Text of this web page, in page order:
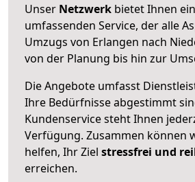
Unser Netzwerk bietet Ihnen
umfassenden Service, der alle
Umzugs von Erlangen nach
von der Planung bis hin zur
Die Angebote umfasst
Ihre Bedürfnisse abgestimmt
Kundenservice steht Ihnen
Verfügung. Zusammen können
helfen, Ihr Ziel stressfrei und
erreichen.